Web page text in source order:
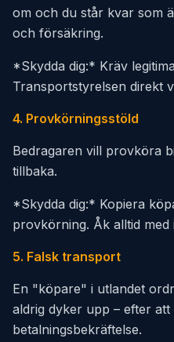
om och du står kvar som
och försäkring.
*Skydda dig:* Kräv
Transportstyrelsen direkt
4. Provkörningsstöld
Bedragaren vill provköra
tillbaka.
*Skydda dig:* Kopiera
provkörning. Åk alltid med
5. Falsk transport
En "köpare" i utlandet
aldrig dyker upp – efter
betalningsbekräftelse.